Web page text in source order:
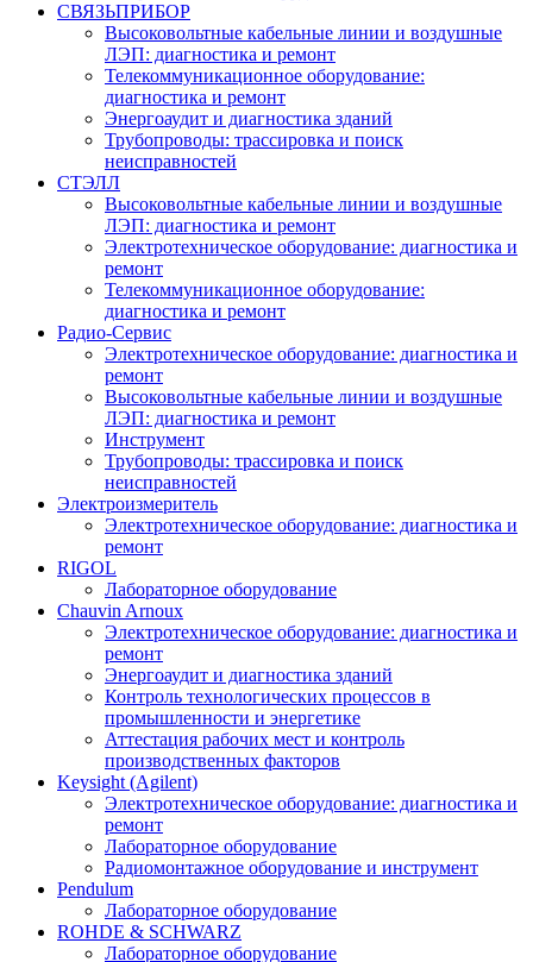
СВЯЗЬПРИБОР
Высоковольтные кабельные линии и воздушные
ЛЭП: диагностика и ремонт
Телекоммуникационное оборудование:
диагностика и ремонт
Энергоаудит и диагностика зданий
Трубопроводы: трассировка и поиск
неисправностей
СТЭЛЛ
Высоковольтные кабельные линии и воздушные
ЛЭП: диагностика и ремонт
Электротехническое оборудование: диагностика и
ремонт
Телекоммуникационное оборудование:
диагностика и ремонт
Радио-Cервис
Электротехническое оборудование: диагностика и
ремонт
Высоковольтные кабельные линии и воздушные
ЛЭП: диагностика и ремонт
Инструмент
Трубопроводы: трассировка и поиск
неисправностей
Электроизмеритель
Электротехническое оборудование: диагностика и
ремонт
RIGOL
Лабораторное оборудование
Chauvin Arnoux
Электротехническое оборудование: диагностика и
ремонт
Энергоаудит и диагностика зданий
Контроль технологических процессов в
промышленности и энергетике
Аттестация рабочих мест и контроль
производственных факторов
Keysight (Agilent)
Электротехническое оборудование: диагностика и
ремонт
Лабораторное оборудование
Радиомонтажное оборудование и инструмент
Pendulum
Лабораторное оборудование
ROHDE & SCHWARZ
Лабораторное оборудование